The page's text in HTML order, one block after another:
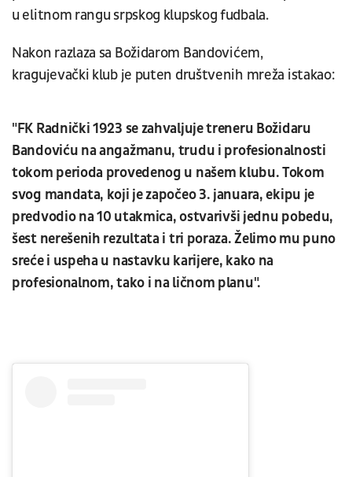
u elitnom rangu srpskog klupskog fudbala.
Nakon razlaza sa Božidarom Bandovićem,
kragujevački klub je puten društvenih mreža istakao:
"FK Radnički 1923 se zahvaljuje treneru Božidaru
Bandoviću na angažmanu, trudu i profesionalnosti
tokom perioda provedenog u našem klubu. Tokom
svog mandata, koji je započeo 3. januara, ekipu je
predvodio na 10 utakmica, ostvarivši jednu pobedu,
šest nerešenih rezultata i tri poraza. Želimo mu puno
sreće i uspeha u nastavku karijere, kako na
profesionalnom, tako i na ličnom planu".